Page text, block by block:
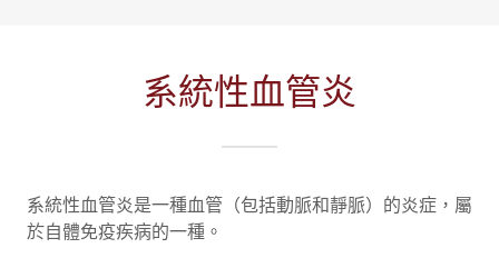
系統性血管炎
系統性血管炎是一種血管（包括動脈和靜脈）的炎症，屬
於自體免疫疾病的一種。